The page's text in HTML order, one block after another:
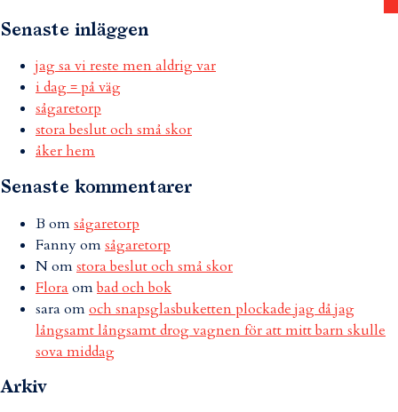
Senaste inläggen
jag sa vi reste men aldrig var
i dag = på väg
sågaretorp
stora beslut och små skor
åker hem
Senaste kommentarer
B omsågaretorp
Fannyomsågaretorp
Nomstora beslut och små skor
Flora ombad och bok
sara omoch snapsglasbuketten plockade jag då jag
långsamt långsamt drog vagnen för att mitt barn skulle
sova middag
Arkiv